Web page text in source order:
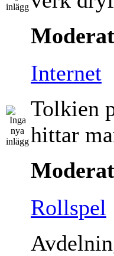
Internet
Tolkien
hittar
Rollspel